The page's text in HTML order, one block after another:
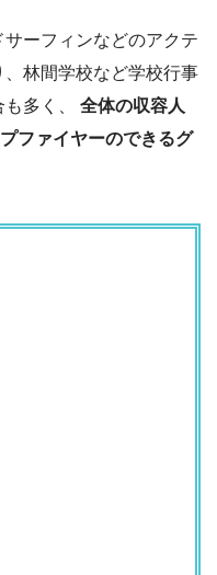
ーフィンなどのアクテ
林間学校など学校行事
多く、 全体の収容人
ファイヤーのできるグ